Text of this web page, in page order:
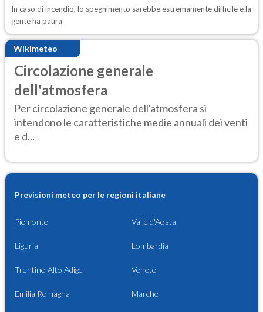
In caso di incendio, lo spegnimento sarebbe estremamente difficile e la
gente ha paura
Wikimeteo
Circolazione generale
dell'atmosfera
Per circolazione generale dell'atmosfera si
intendono le caratteristiche medie annuali dei venti
e d...
Previsioni meteo per le regioni italiane
Piemonte Valle d'Aosta
Liguria Lombardia
Trentino Alto Adige Veneto
Emilia Romagna Marche